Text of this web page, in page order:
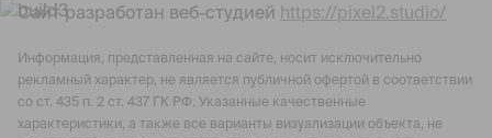
Сайт разработан веб-студией https://pixel2.studio/
Информация, представленная на сайте, носит исключительно
рекламный характер, не является публичной офертой в соответствии
со ст. 435 п. 2 ст. 437 ГК РФ. Указанные качественные
характеристики, а также все варианты визуализации объекта, не